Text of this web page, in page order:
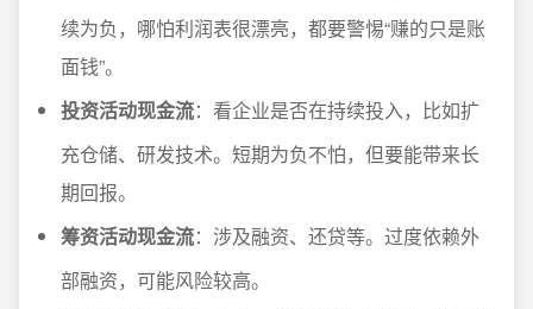
续为负，哪怕利润表很漂亮，都要警惕“赚的只是账
面钱”。
投资活动现金流：看企业是否在持续投入，比如扩
充仓储、研发技术。短期为负不怕，但要能带来长
期回报。
筹资活动现金流：涉及融资、还贷等。过度依赖外
部融资，可能风险较高。